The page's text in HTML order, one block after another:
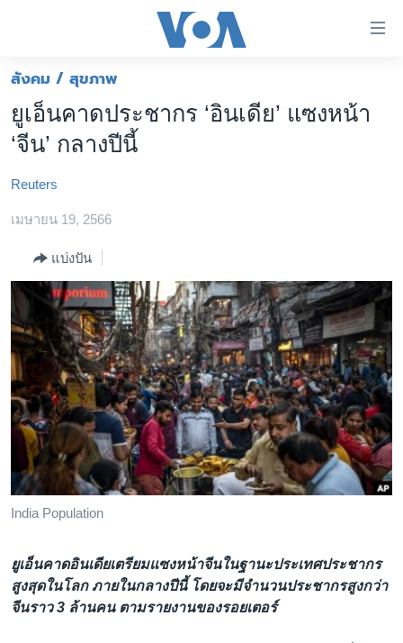
ต่อ
ไป
เนื้อหา
ข้าม
ไป
ข้าม
ไป
การ
ค้นหา
หน้าหลัก
โลก
เอเชีย
สหรัฐฯ
ไทย
ธุรกิจ
วิทยาศาสตร์
สังคมและสุขภาพ
ไลฟ์สไตล์
ตรวจสอบข่าว
เรียนรู้ภาษาอังกฤษ
พอดคาสต์
ติดตามเรา
เลือกภาษา
สังคม / สุขภาพ
ยูเอ็นคาดประชากร ‘อินเดีย’ แซงหน้า
‘จีน’ กลางปีนี้
Reuters
เมษายน 19, 2566
แบ่งปัน
India Population
ยูเอ็นคาดอินเดียเตรียมแซงหน้าจีนในฐานะประเทศประชากร
สูงสุดในโลก ภายในกลางปีนี้ โดยจะมีจำนวนประชากรสูงกว่า
จีนราว 3 ล้านคน ตามรายงานของรอยเตอร์